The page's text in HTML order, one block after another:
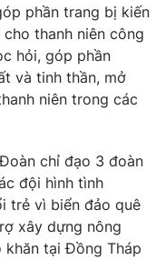
phần trang bị kiến
thanh niên công
hỏi, góp phần
và tinh thần, mở
niên trong các
chỉ đạo 3 đoàn
đội hình tình
trẻ vì biển đảo quê
xây dựng nông
khăn tại Đồng Tháp